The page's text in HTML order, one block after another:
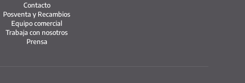
Contacto
Posventa y Recambios
Equipo comercial
Trabaja con nosotros
Prensa